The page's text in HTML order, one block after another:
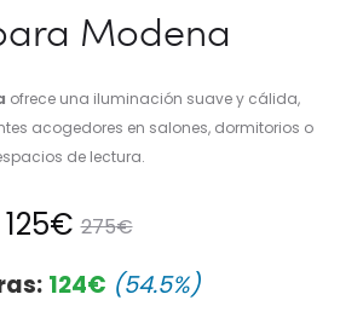
Modena
ofrece una iluminación suave y cálida,
acogedores en salones, dormitorios o
de lectura.
275€
El
125€
El
124€ (54.5%)